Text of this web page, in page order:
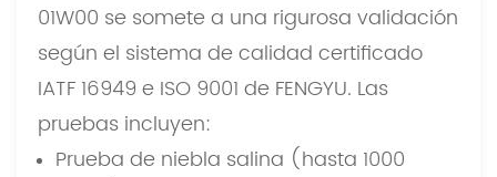
01W00 se somete a una rigurosa validación
según el sistema de calidad certificado
IATF 16949 e ISO 9001 de FENGYU. Las
pruebas incluyen:
Prueba de niebla salina (hasta 1000